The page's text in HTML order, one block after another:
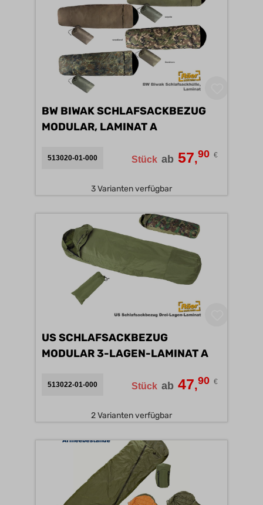
BW BIWAK SCHLAFSACKBEZUG
MODULAR, LAMINAT A
513020-01-000 Stück ab 57,90 €
3 Varianten verfügbar
US SCHLAFSACKBEZUG
MODULAR 3-LAGEN-LAMINAT A
513022-01-000 Stück ab 47,90 €
2 Varianten verfügbar